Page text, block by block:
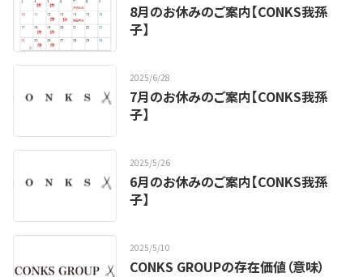
8月のお休みのご案内【CONKS我孫
子】
2025/6/28
7月のお休みのご案内【CONKS我孫
子】
2025/5/26
6月のお休みのご案内【CONKS我孫
子】
2025/5/10
CONKS GROUPの存在価値（意味）